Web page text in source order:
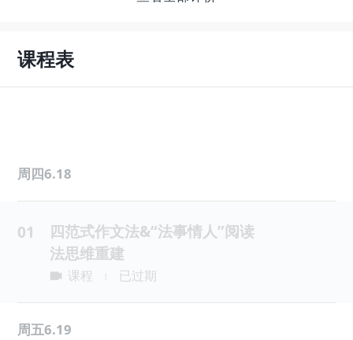
课程表
周四6.18
01
四范式作文法&“法事情人”阅读
法思维重建
课程 已过期
周五6.19